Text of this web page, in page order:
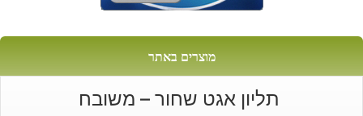
מוצרים באתר
תליון אגט שחור – משובח